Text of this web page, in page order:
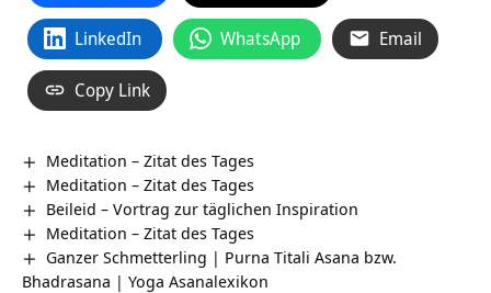
LinkedIn WhatsApp Email
Copy Link
Meditation – Zitat des Tages
Meditation – Zitat des Tages
Beileid – Vortrag zur täglichen Inspiration
Meditation – Zitat des Tages
Ganzer Schmetterling | Purna Titali Asana bzw.
Bhadrasana | Yoga Asanalexikon